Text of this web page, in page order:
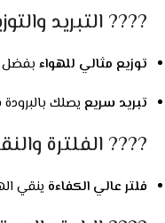
???? التبريد
توزيع مثالي للهواء بفضل
تبريد سريع يصلك
???? الفلترة
فلتر عالي الكفاءة ينقي